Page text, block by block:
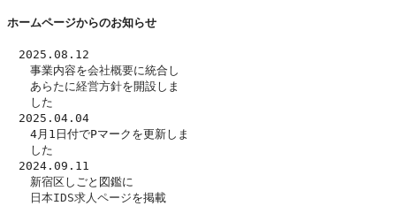
ホームページからのお知らせ
2025.08.12
事業内容を会社概要に統合し
あらたに経営方針を開設しま
した
2025.04.04
4月1日付でPマークを更新しま
した
2024.09.11
新宿区しごと図鑑に
日本IDS求人ページを掲載